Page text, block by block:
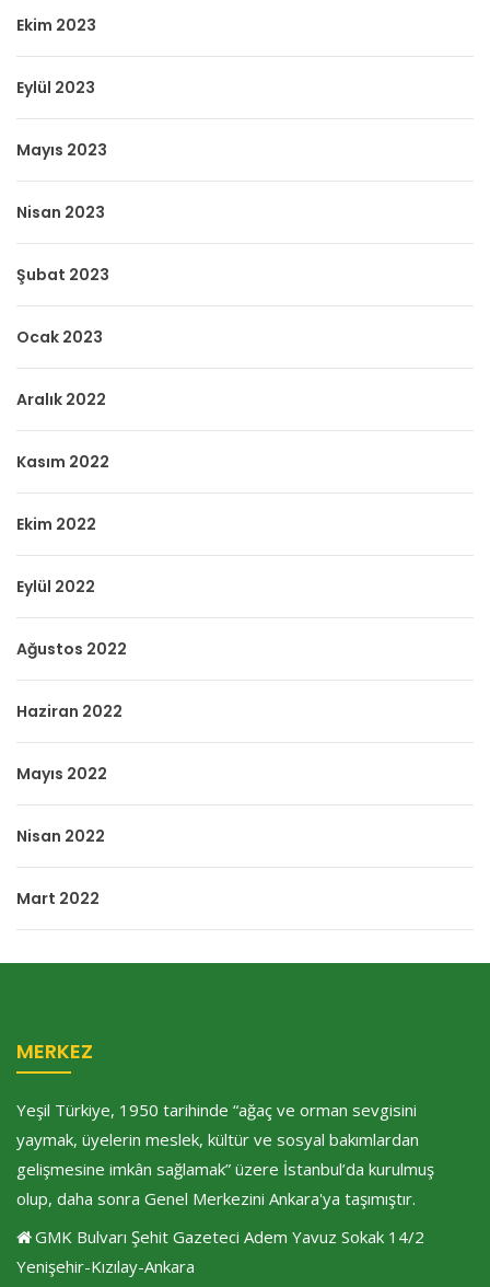
Ekim 2023
Eylül 2023
Mayıs 2023
Nisan 2023
Şubat 2023
Ocak 2023
Aralık 2022
Kasım 2022
Ekim 2022
Eylül 2022
Ağustos 2022
Haziran 2022
Mayıs 2022
Nisan 2022
Mart 2022
MERKEZ
Yeşil Türkiye, 1950 tarihinde “ağaç ve orman sevgisini
yaymak, üyelerin meslek, kültür ve sosyal bakımlardan
gelişmesine imkân sağlamak” üzere İstanbul’da kurulmuş
olup, daha sonra Genel Merkezini Ankara'ya taşımıştır.
GMK Bulvarı Şehit Gazeteci Adem Yavuz Sokak 14/2
Yenişehir-Kızılay-Ankara